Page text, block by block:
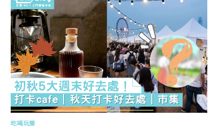
吃喝玩樂